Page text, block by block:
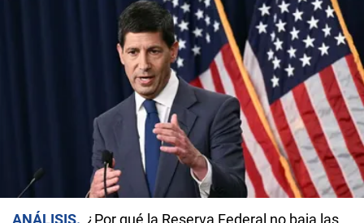
ANÁLISIS
¿Por qué la Reserva Federal no baja las